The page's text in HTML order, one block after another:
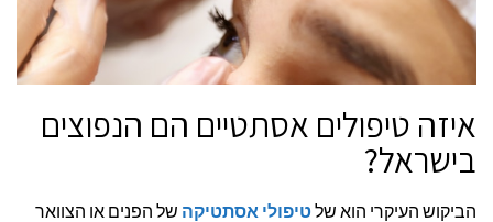
איזה טיפולים אסתטיים הם הנפוצים
בישראל?
הביקוש העיקרי הוא שלטיפולי אסתטיקה של הפנים או הצוואר